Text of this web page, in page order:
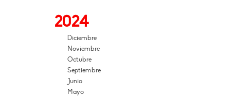
2024
Diciembre
Noviembre
Octubre
Septiembre
Junio
Mayo